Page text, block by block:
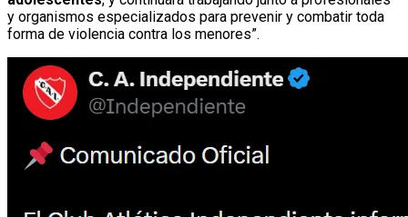
y organismos especializados para prevenir y combatir toda
forma de violencia contra los menores”.